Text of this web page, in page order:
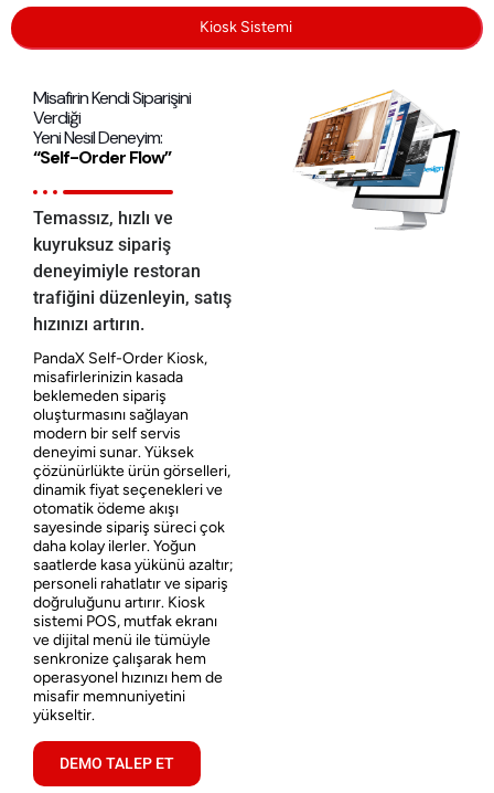
Kiosk Sistemi
Misafirin Kendi Siparişini
Verdiği
Yeni Nesil Deneyim:
“Self-Order Flow”
Temassız, hızlı ve
kuyruksuz sipariş
deneyimiyle restoran
trafiğini düzenleyin, satış
hızınızı artırın.
PandaX Self-Order Kiosk,
misafirlerinizin kasada
beklemeden sipariş
oluşturmasını sağlayan
modern bir self servis
deneyimi sunar. Yüksek
çözünürlükte ürün görselleri,
dinamik fiyat seçenekleri ve
otomatik ödeme akışı
sayesinde sipariş süreci çok
daha kolay ilerler. Yoğun
saatlerde kasa yükünü azaltır;
personeli rahatlatır ve sipariş
doğruluğunu artırır. Kiosk
sistemi POS, mutfak ekranı
ve dijital menü ile tümüyle
senkronize çalışarak hem
operasyonel hızınızı hem de
misafir memnuniyetini
yükseltir.
DEMO TALEP ET